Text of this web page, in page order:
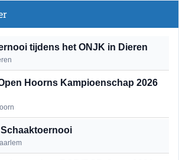
tijdens het ONJK in Dieren
Hoorns Kampioenschap 2026